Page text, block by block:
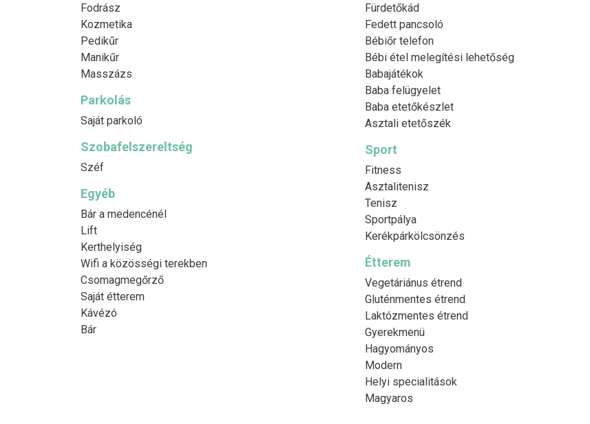
Fodrász
Kozmetika
Pedikűr
Manikűr
Masszázs
Fürdetőkád
Fedett pancsoló
Bébiőr telefon
Bébi étel melegítési lehetőség
Babajátékok
Baba felügyelet
Baba etetőkészlet
Asztali etetőszék
Parkolás
Saját parkoló
Szobafelszereltség
Széf
Sport
Fitness
Asztalitenisz
Tenisz
Sportpálya
Kerékpárkölcsönzés
Egyéb
Bár a medencénél
Lift
Kerthelyiség
Wifi a közösségi terekben
Csomagmegőrző
Saját étterem
Kávézó
Bár
Étterem
Vegetáriánus étrend
Gluténmentes étrend
Laktózmentes étrend
Gyerekmenü
Hagyományos
Modern
Helyi specialitások
Magyaros